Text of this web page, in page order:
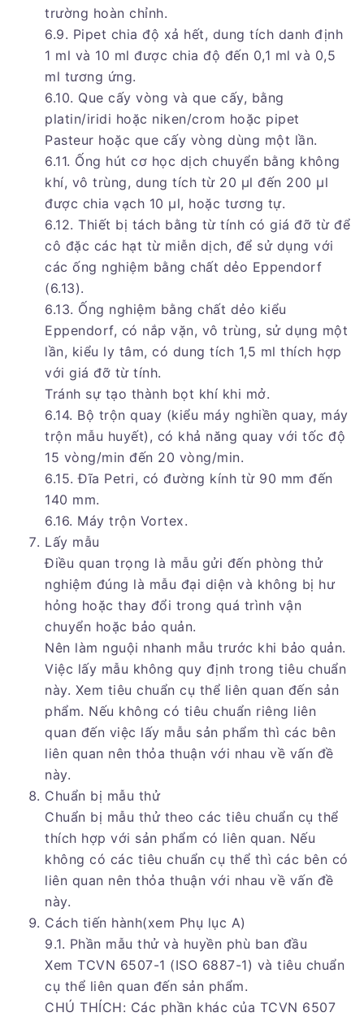
trường hoàn chỉnh.
6.9. Pipet chia độ xả hết, dung tích danh định
1 ml và 10 ml được chia độ đến 0,1 ml và 0,5
ml tương ứng.
6.10. Que cấy vòng và que cấy, bằng
platin/iridi hoặc niken/crom hoặc pipet
Pasteur hoặc que cấy vòng dùng một lần.
6.11. Ống hút cơ học dịch chuyển bằng không
khí, vô trùng, dung tích từ 20 µl đến 200 µl
được chia vạch 10 µl, hoặc tương tự.
6.12. Thiết bị tách bằng từ tính có giá đỡ từ để
cô đặc các hạt từ miễn dịch, để sử dụng với
các ống nghiệm bằng chất dẻo Eppendorf
(6.13).
6.13. Ống nghiệm bằng chất dẻo kiểu
Eppendorf, có nắp vặn, vô trùng, sử dụng một
lần, kiểu ly tâm, có dung tích 1,5 ml thích hợp
với giá đỡ từ tính.
Tránh sự tạo thành bọt khí khi mở.
6.14. Bộ trộn quay (kiểu máy nghiền quay, máy
trộn mẫu huyết), có khả năng quay với tốc độ
15 vòng/min đến 20 vòng/min.
6.15. Đĩa Petri, có đường kính từ 90 mm đến
140 mm.
6.16. Máy trộn Vortex.
Lấy mẫu
Điều quan trọng là mẫu gửi đến phòng thử
nghiệm đúng là mẫu đại diện và không bị hư
hỏng hoặc thay đổi trong quá trình vận
chuyển hoặc bảo quản.
Nên làm nguội nhanh mẫu trước khi bảo quản.
Việc lấy mẫu không quy định trong tiêu chuẩn
này. Xem tiêu chuẩn cụ thể liên quan đến sản
phẩm. Nếu không có tiêu chuẩn riêng liên
quan đến việc lấy mẫu sản phẩm thì các bên
liên quan nên thỏa thuận với nhau về vấn đề
này.
Chuẩn bị mẫu thử
Chuẩn bị mẫu thử theo các tiêu chuẩn cụ thể
thích hợp với sản phẩm có liên quan. Nếu
không có các tiêu chuẩn cụ thể thì các bên có
liên quan nên thỏa thuận với nhau về vấn đề
này.
Cách tiến hành(xem Phụ lục A)
9.1. Phần mẫu thử và huyền phù ban đầu
Xem TCVN 6507-1 (ISO 6887-1) và tiêu chuẩn
cụ thể liên quan đến sản phẩm.
CHÚ THÍCH: Các phần khác của TCVN 6507